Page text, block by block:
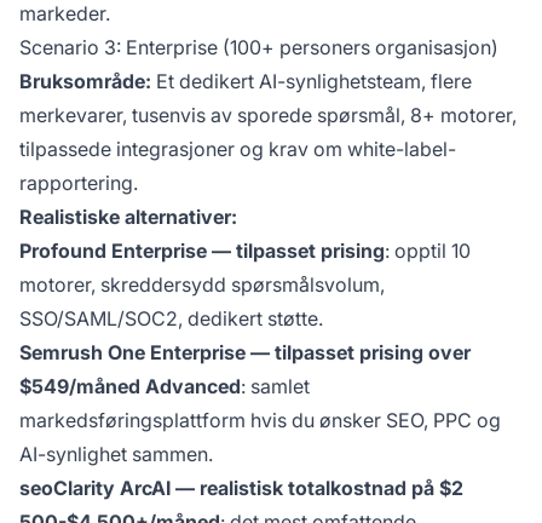
markeder.
Scenario 3: Enterprise (100+ personers organisasjon)
Bruksområde: Et dedikert AI-synlighetsteam, flere
merkevarer, tusenvis av sporede spørsmål, 8+ motorer,
tilpassede integrasjoner og krav om white-label-
rapportering.
Realistiske alternativer:
Profound Enterprise — tilpasset prising: opptil 10
motorer, skreddersydd spørsmålsvolum,
SSO/SAML/SOC2, dedikert støtte.
Semrush One Enterprise — tilpasset prising over
$549/måned Advanced: samlet
markedsføringsplattform hvis du ønsker SEO, PPC og
AI-synlighet sammen.
seoClarity ArcAI — realistisk totalkostnad på $2